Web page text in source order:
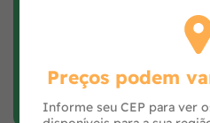
Faça login
Preços podem
Informe seu CEP para ver